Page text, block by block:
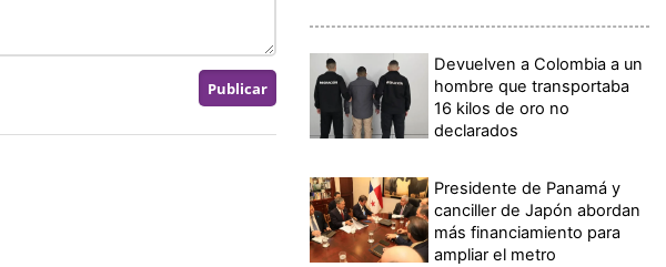
Devuelven a Colombia a un
hombre que transportaba
16 kilos de oro no
declarados
Presidente de Panamá y
canciller de Japón abordan
más financiamiento para
ampliar el metro